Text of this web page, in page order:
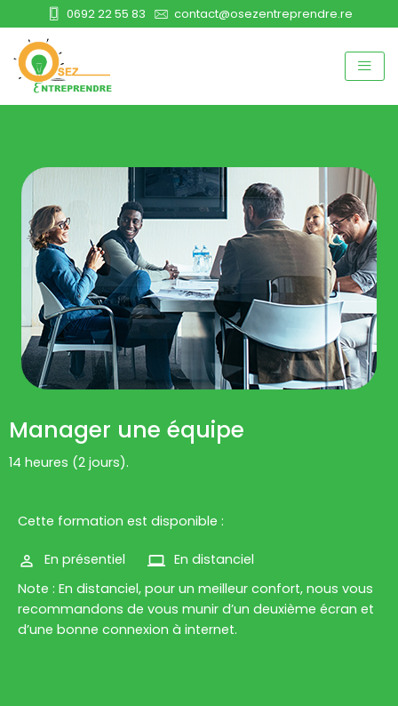
0692 22 55 83 contact@osezentreprendre.re
Manager une équipe
14 heures (2 jours).
Cette formation est disponible :
En présentiel
En distanciel
Note : En distanciel, pour un meilleur confort, nous vous
recommandons de vous munir d’un deuxième écran et
d’une bonne connexion à internet.